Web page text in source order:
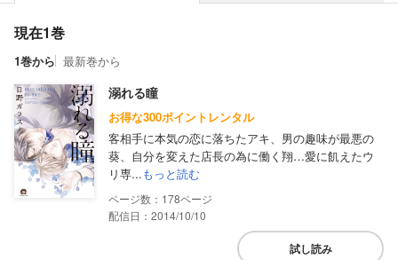
現在1巻
1巻から 最新巻から
溺れる瞳
お得な300ポイントレンタル
客相手に本気の恋に落ちたアキ、男の趣味が最悪の
葵、自分を変えた店長の為に働く翔…愛に飢えたウ
リ専...もっと読む
178
配信日：2014/10/10
試し読み